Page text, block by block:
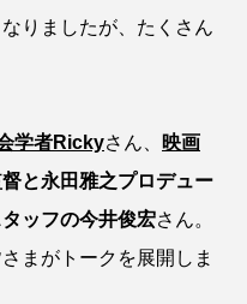
クトン
ホタテ
りましたが、たくさん
学者Rickyさん、
映画
と永田雅之プロデュー
タッフの今井俊宏さん。
まがトークを展開しま